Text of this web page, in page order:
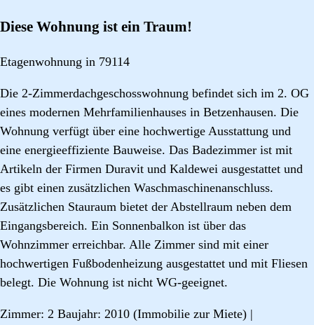
Diese Wohnung ist ein Traum!
Etagenwohnung in 79114
Die 2-Zimmerdachgeschosswohnung befindet sich im 2. OG
eines modernen Mehrfamilienhauses in Betzenhausen. Die
Wohnung verfügt über eine hochwertige Ausstattung und
eine energieeffiziente Bauweise. Das Badezimmer ist mit
Artikeln der Firmen Duravit und Kaldewei ausgestattet und
es gibt einen zusätzlichen Waschmaschinenanschluss.
Zusätzlichen Stauraum bietet der Abstellraum neben dem
Eingangsbereich. Ein Sonnenbalkon ist über das
Wohnzimmer erreichbar. Alle Zimmer sind mit einer
hochwertigen Fußbodenheizung ausgestattet und mit Fliesen
belegt. Die Wohnung ist nicht WG-geeignet.
Zimmer: 2 Baujahr: 2010 (Immobilie zur Miete) |